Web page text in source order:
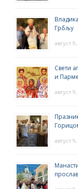
Грбљу
август
Свети
и
август
август